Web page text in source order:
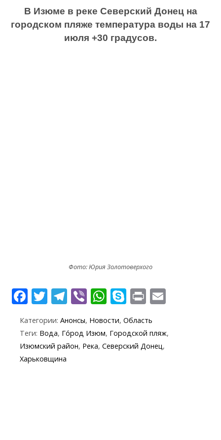
В Изюме в реке Северский Донец на
городском пляже температура воды на 17
июля +30 градусов.
Фото: Юрия Золотоверхого
F
e
b
o
T
itt
er
T
e
gr
Vi
er
W
at
s
S
k
y
p
Pr
t ai
l
Категории: Анонсы, Новости, Область
Теги: Вода, Го́род Изюм, Городской пляж,
Изюмский район, Река, Северский Донец,
Харьковщина